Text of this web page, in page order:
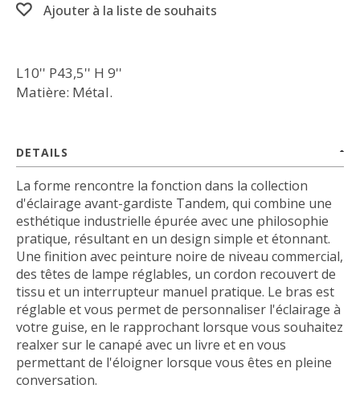
Ajouter à la liste de souhaits
L10'' P43,5'' H 9''
Matière: Métal.
DETAILS
La forme rencontre la fonction dans la collection
d'éclairage avant-gardiste Tandem, qui combine une
esthétique industrielle épurée avec une philosophie
pratique, résultant en un design simple et étonnant.
Une finition avec peinture noire de niveau commercial,
des têtes de lampe réglables, un cordon recouvert de
tissu et un interrupteur manuel pratique. Le bras est
réglable et vous permet de personnaliser l'éclairage à
votre guise, en le rapprochant lorsque vous souhaitez
realxer sur le canapé avec un livre et en vous
permettant de l'éloigner lorsque vous êtes en pleine
conversation.